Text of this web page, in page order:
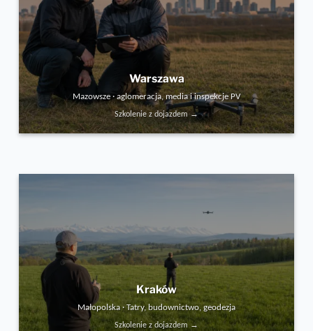
Warszawa
Mazowsze · aglomeracja, media i inspekcje PV
Szkolenie z dojazdem →
Kraków
Małopolska · Tatry, budownictwo, geodezja
Szkolenie z dojazdem →